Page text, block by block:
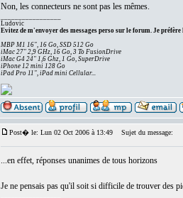
Non, les connecteurs ne sont pas les mêmes.
Ludovic
Evitez de m'envoyer des messages perso sur le forum. Je préfère
MBP M1 16", 16 Go, SSD 512 Go
iMac 27" 2,9 GHz, 16 Go, 3 To FusionDrive
iMac G4 24" 1,6 Ghz, 1 Go, SuperDrive
iPhone 12 mini 128 Go
iPad Pro 11", iPad mini Cellular...
Post� le: Lun 02 Oct 2006 à 13:49 Sujet du message:
...en effet, réponses unanimes de tous horizons
Je ne pensais pas qu'il soit si difficile de trouver des